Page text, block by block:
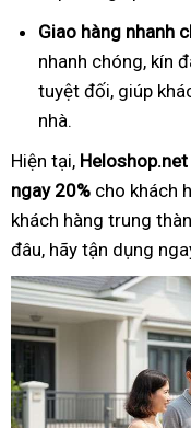
Giao hàng nhanh
nhanh chóng, kín
tuyệt đối, giúp
nhà.
Hiện tại, Heloshop.net
ngay 20% cho khách
khách hàng trung
đâu, hãy tận dụng